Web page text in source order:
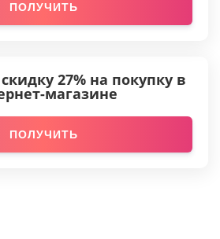
ПОЛУЧИТЬ
27% на покупку в
магазине
ПОЛУЧИТЬ